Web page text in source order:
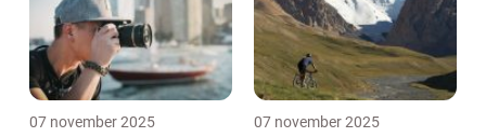
07 november 2025 07 november 2025